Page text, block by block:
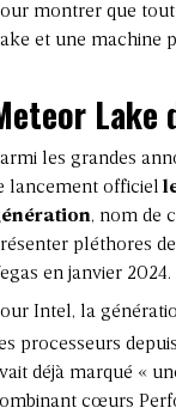
montrer que tout
et une machine
Lake
les grandes
lancement officiel
, nom de
pléthores
en janvier 2024.
Intel, la
processeurs
déjà marqué «
cœurs